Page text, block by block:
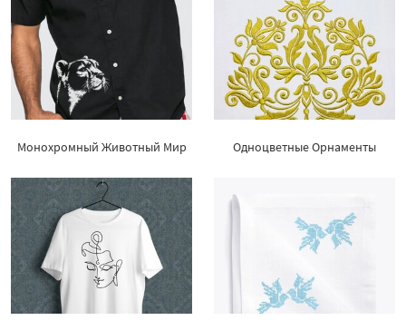
Монохромный Животный Мир Одноцветные Орнаменты